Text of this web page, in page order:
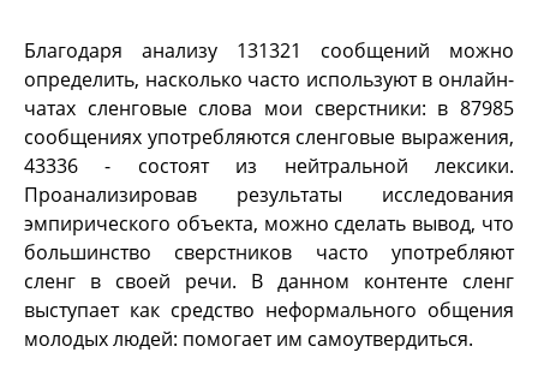
Благодаря анализу 131321 сообщений можно
определить, насколько часто используют в онлайн-
чатах сленговые слова мои сверстники: в 87985
сообщениях употребляются сленговые выражения,
43336 - состоят из нейтральной лексики.
Проанализировав результаты исследования
эмпирического объекта, можно сделать вывод, что
большинство сверстников часто употребляют
сленг в своей речи. В данном контенте сленг
выступает как средство неформального общения
молодых людей: помогает им самоутвердиться.